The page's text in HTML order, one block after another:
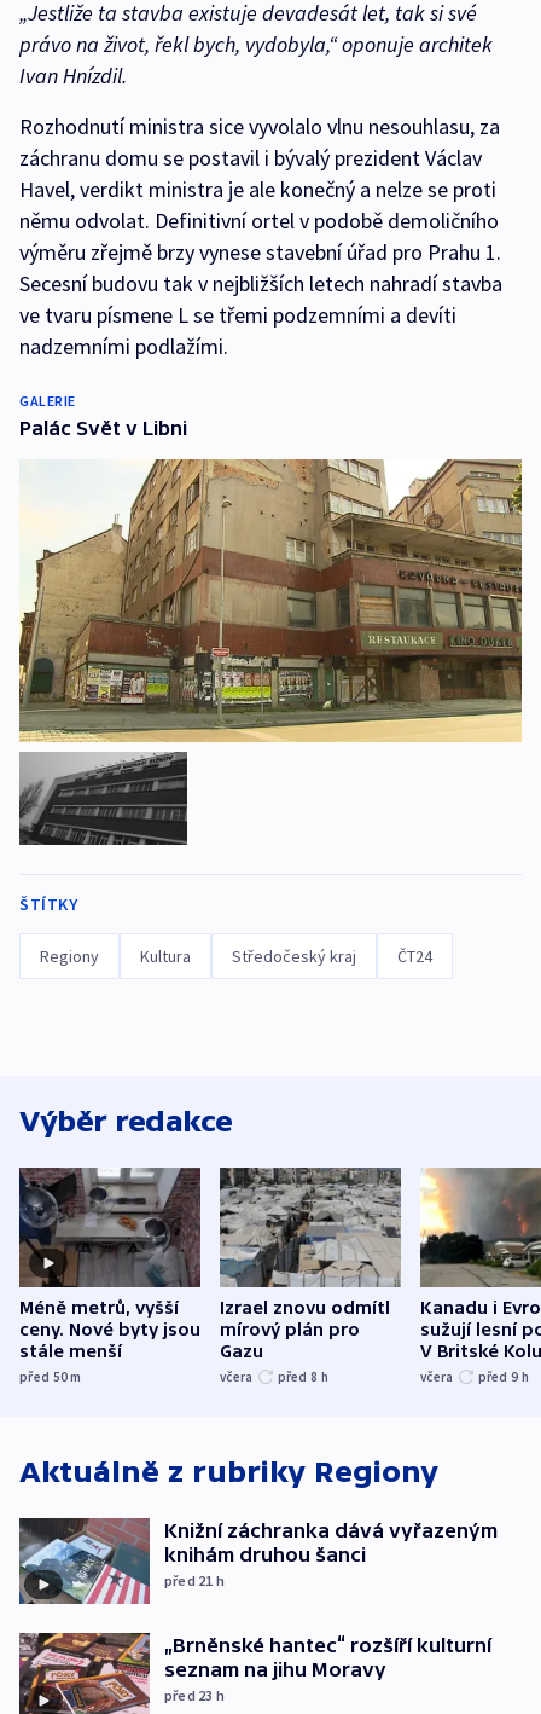
„Jestliže ta stavba existuje devadesát let, tak si své
právo na život, řekl bych, vydobyla,“ oponuje architek
Ivan Hnízdil.
Rozhodnutí ministra sice vyvolalo vlnu nesouhlasu, za
záchranu domu se postavil i bývalý prezident Václav
Havel, verdikt ministra je ale konečný a nelze se proti
němu odvolat. Definitivní ortel v podobě demoličního
výměru zřejmě brzy vynese stavební úřad pro Prahu 1.
Secesní budovu tak v nejbližších letech nahradí stavba
ve tvaru písmene L se třemi podzemními a devíti
nadzemními podlažími.
GALERIE
Palác Svět v Libni
ŠTÍTKY
Regiony Kultura Středočeský kraj ČT24
Výběr redakce
Méně metrů, vyšší
ceny. Nové byty jsou
stále menší
před 50m
Izrael znovu odmítl
mírový plán pro
Gazu
včera před 8 h
Kanadu i
sužují lesní
V Britské
evakuovali
včera před 9 h
Aktuálně z rubriky Regiony
Knižní záchranka dává vyřazeným
knihám druhou šanci
před 21 h
„Brněnské hantec“ rozšíří kulturní
seznam na jihu Moravy
před 23 h